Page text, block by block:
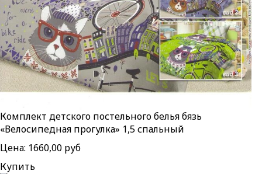
Комплект детского постельного белья бязь
«Велосипедная прогулка» 1,5 спальный
Цена: 1660,00 руб
Купить